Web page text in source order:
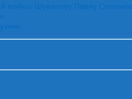
войны Шувалову Павлу